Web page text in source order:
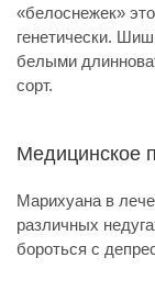
«белоснежек»
генетически.
белыми
сорт.
Медицинское
Марихуана в
различных
бороться с